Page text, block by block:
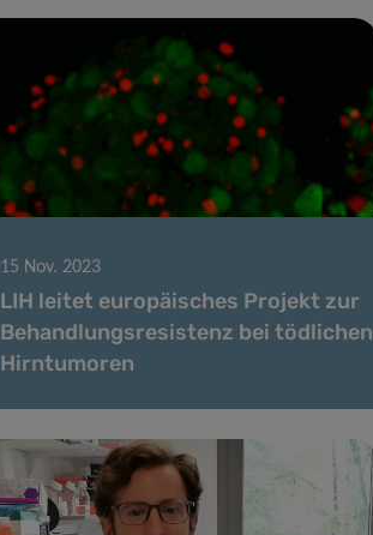
15 Nov. 2023
LIH leitet europäisches Projekt zur
Behandlungsresistenz bei tödlichen
Hirntumoren